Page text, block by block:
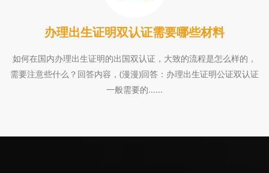
办理出生证明双认证需要哪些材料
如何在国内办理出生证明的出国双认证，大致的流程是怎么样的，
需要注意些什么？回答内容，(漫漫)回答：办理出生证明公证双认证
一般需要的......